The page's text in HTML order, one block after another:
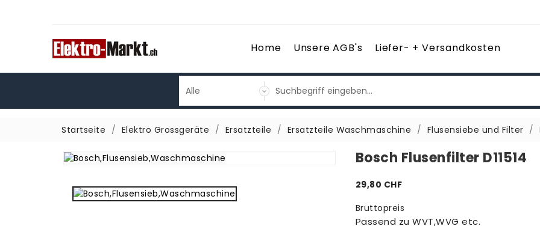
Home Unsere AGB's Liefer- + Versandkosten
Startseite Elektro Grossgeräte Ersatzteile Ersatzteile Waschmaschine Flusensiebe und Filter
Bosch Flusenfilter D11514
29,80 CHF
Bruttopreis
Passend zu WVT,WVG etc.